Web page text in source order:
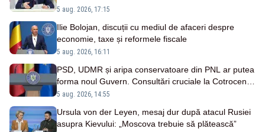
5 aug. 2026, 17:15
Ilie Bolojan, discuții cu mediul de afaceri despre
economie, taxe și reformele fiscale
5 aug. 2026, 16:11
PSD, UDMR și aripa conservatoare din PNL ar putea
forma noul Guvern. Consultări cruciale la Cotroceni
săptămâna viitoare - SURSE
5 aug. 2026, 14:55
Ursula von der Leyen, mesaj dur după atacul Rusiei
asupra Kievului: „Moscova trebuie să plătească”